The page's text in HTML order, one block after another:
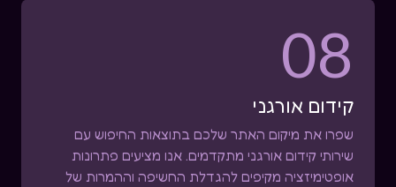
08
קידום אורגני
שפרו את מיקום האתר שלכם בתוצאות החיפוש עם
שירותי קידום אורגני מתקדמים. אנו מציעים פתרונות
אופטימיזציה מקיפים להגדלת החשיפה וההמרות של